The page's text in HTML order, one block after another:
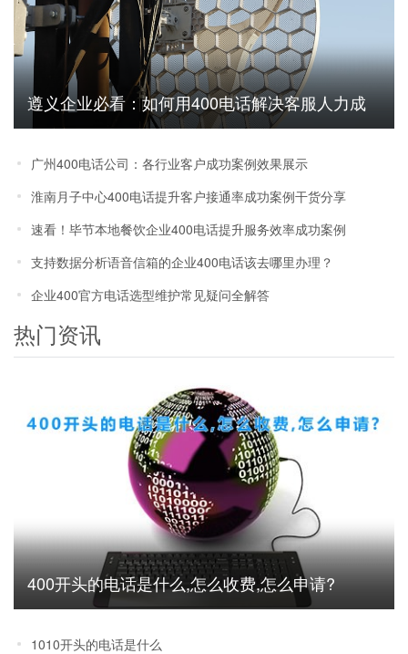
遵义企业必看：如何用400电话解决客服人力成
本高问题
广州400电话公司：各行业客户成功案例效果展示
淮南月子中心400电话提升客户接通率成功案例干货分享
速看！毕节本地餐饮企业400电话提升服务效率成功案例
支持数据分析语音信箱的企业400电话该去哪里办理？
企业400官方电话选型维护常见疑问全解答
热门资讯
400开头的电话是什么,怎么收费,怎么申请?
1010开头的电话是什么